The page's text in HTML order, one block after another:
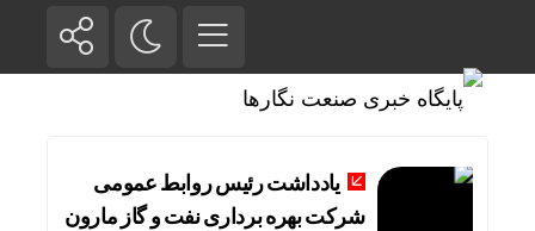
یادداشت رئیس روابط عمومی
شرکت بهره برداری نفت و گاز مارون